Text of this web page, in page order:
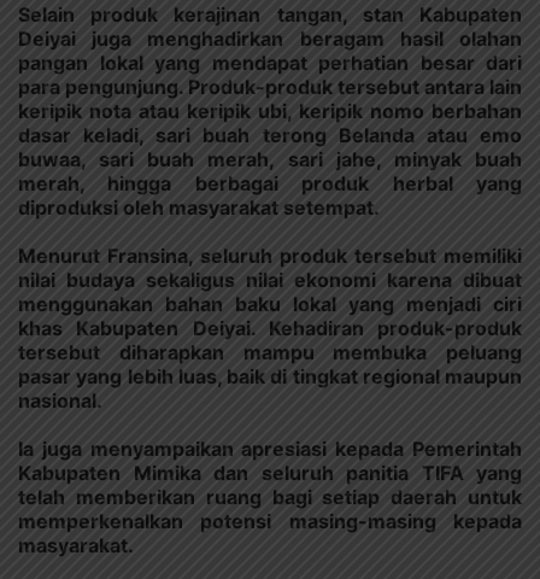
Selain produk kerajinan tangan, stan Kabupaten
Deiyai juga menghadirkan beragam hasil olahan
pangan lokal yang mendapat perhatian besar dari
para pengunjung. Produk-produk tersebut antara lain
keripik nota atau keripik ubi, keripik nomo berbahan
dasar keladi, sari buah terong Belanda atau emo
buwaa, sari buah merah, sari jahe, minyak buah
merah, hingga berbagai produk herbal yang
diproduksi oleh masyarakat setempat.
Menurut Fransina, seluruh produk tersebut memiliki
nilai budaya sekaligus nilai ekonomi karena dibuat
menggunakan bahan baku lokal yang menjadi ciri
khas Kabupaten Deiyai. Kehadiran produk-produk
tersebut diharapkan mampu membuka peluang
pasar yang lebih luas, baik di tingkat regional maupun
nasional.
Ia juga menyampaikan apresiasi kepada Pemerintah
Kabupaten Mimika dan seluruh panitia TIFA yang
telah memberikan ruang bagi setiap daerah untuk
memperkenalkan potensi masing-masing kepada
masyarakat.